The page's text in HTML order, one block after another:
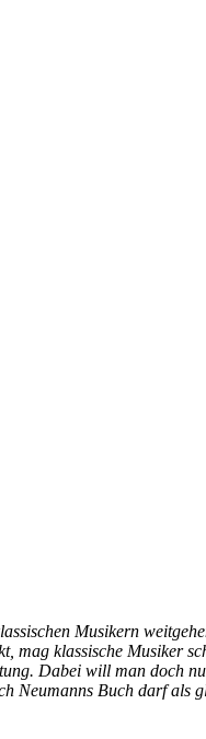
Musikern
mag klassische Musiker
Dabei will man doch
Buch darf als